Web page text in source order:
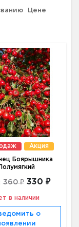
Цене
Акция
Боярышника
Полумягкий
360 ₽ 330 ₽
в наличии
о